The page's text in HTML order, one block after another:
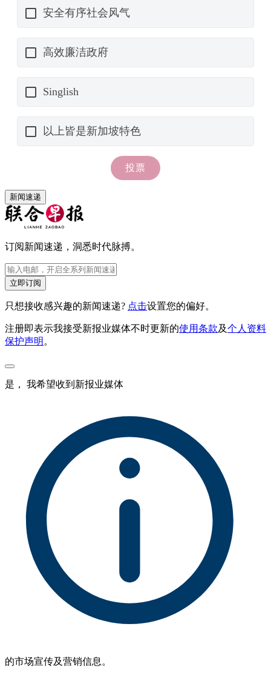
新闻速递
订阅新闻速递，洞悉时代脉搏。
立即订阅
只想接收感兴趣的新闻速递? 点击设置您的偏好。
注册即表示我接受新报业媒体不时更新的使用条款及个人资料
保护声明。
是， 我希望收到新报业媒体
的市场宣传及营销信息。